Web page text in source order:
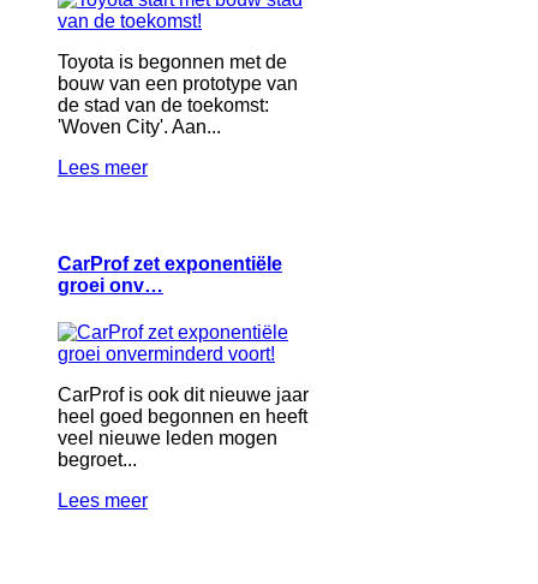
Toyota is begonnen met de
bouw van een prototype van
de stad van de toekomst:
'Woven City'. Aan...
Lees meer
CarProf zet exponentiële
groei onv…
CarProf is ook dit nieuwe jaar
heel goed begonnen en heeft
veel nieuwe leden mogen
begroet...
Lees meer